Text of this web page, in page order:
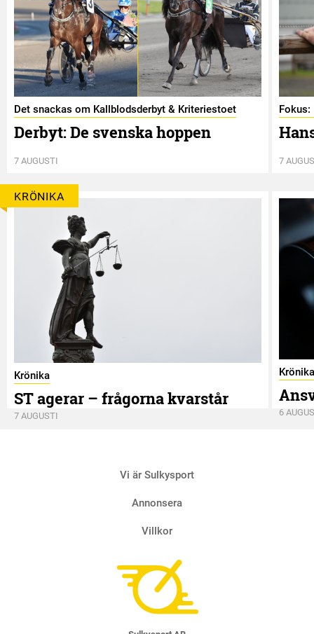
Det snackas om Kallblodsderbyt & Kriteriestoet
Derbyt: De svenska hoppen
7 AUGUSTI 7
KRÖNIKA
Krönika
ST agerar – frågorna kvarstår
7 AUGUSTI
Krönika
6
Vi är Sulkysport
Annonsera
Villkor